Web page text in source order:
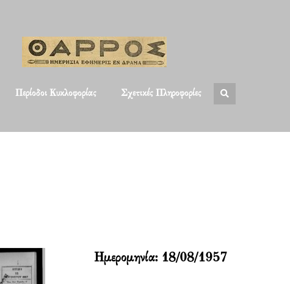
Περίοδοι Κυκλοφορίας Σχετικές Πληροφορίες
Ημερομηνία: 18/08/1957